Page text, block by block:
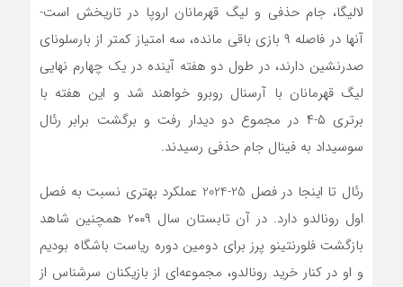
لالیگا، جام حذفی و لیگ قهرمانان اروپا در تاریخش است-
آ‌نها در فاصله ۹ بازی باقی ‌مانده، سه امتیاز کمتر از بارسلونای
صدرنشین دارند، در طول دو هفته آینده در یک ‌چهارم نهایی
لیگ قهرمانان با آرسنال روبرو خواهند شد و این هفته با
برتری ۵-۴ در مجموع دو دیدار رفت و برگشت برابر رئال
سوسیداد به فینال جام حذفی رسیدند.
رئال تا اینجا در فصل 25-2024 عملکرد بهتری نسبت به فصل
اول رونالدو دارد. در آن تابستان سال ۲۰۰۹ همچنین شاهد
بازگشت فلورنتینو پرز برای دومین دوره‌ ریاست باشگاه بودیم
و او در کنار خرید رونالدو، مجموعه‌ای از بازیکنان سرشناس از